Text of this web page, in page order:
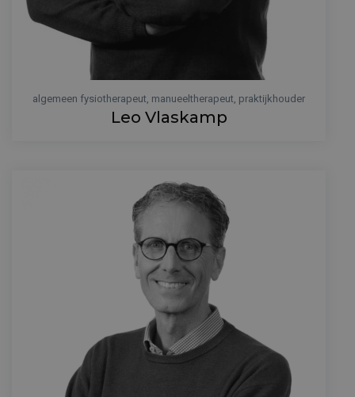
algemeen fysiotherapeut, manueeltherapeut, praktijkhouder
Leo Vlaskamp